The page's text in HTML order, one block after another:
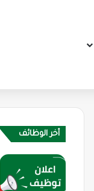
أخر الوظائف